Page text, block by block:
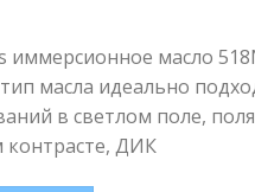
иммерсионное масло
масла идеально
в светлом поле,
контрасте, ДИК